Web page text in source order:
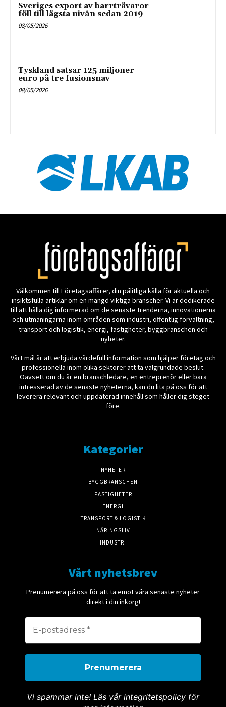
Sveriges export av barrträvaror
föll till lägsta nivån sedan 2019
08/05/2026
Tyskland satsar 125 miljoner
euro på tre fusionsnav
08/05/2026
Välkommen till Företagsaffärer, din pålitliga källa för aktuella och
insiktsfulla artiklar om en mängd viktiga branscher. Vi är dedikerade
till att hålla dig informerad om de senaste trenderna, innovationerna
och utmaningarna inom områden som industri, offentlig förvaltning,
transport och logistik, energi, fastigheter, byggbranschen och
nyheter.
Vårt mål är att erbjuda värdefull information som hjälper företag och
professionella inom olika sektorer att ta välgrundade beslut.
Oavsett om du är en branschledare, en entreprenör eller bara
intresserad av de senaste nyheterna, kan du lita på oss för att
leverera relevant och uppdaterad innehåll som håller dig steget
före.
Kategorier
NYHETER
BYGGBRANSCHEN
FASTIGHETER
ENERGI
TRANSPORT & LOGISTIK
NÄRINGSLIV
INDUSTRI
Vårt nyhetsbrev
Prenumerera på oss för att ta emot våra senaste nyheter
direkt i din inkorg!
Vi spammar inte! Läs vår integritetspolicy för